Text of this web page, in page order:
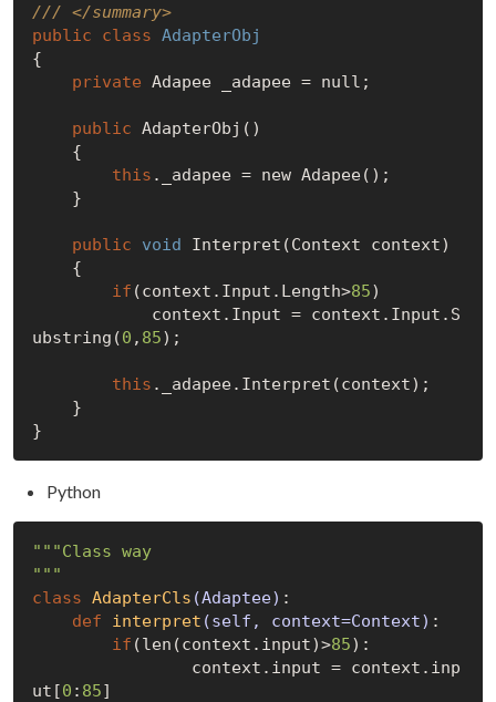
/// </summary>
public
class AdapterObj
{
private Adapee _adapee = null ;
public AdapterObj()
this ._adapee = new Adapee();
public void Interpret(Context context)
if (context.Input.Length>85)
ubstring(0 , 85);
this ._adapee.Interpret(context);
Python
"""Class way
"""
class AdapterCls (Adaptee) :
def
interpret (self, context=Context) :
if (len(context.input)>85):
ut[0 : 85]